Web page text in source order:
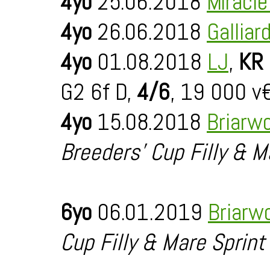
4yo 26.06.2018
4yo 01.08.2018 LJ,
G2 6f D, 4/6, 19 000
4yo 15.08.2018
Breeders' Cup Filly &
6yo 06.01.2019
Cup Filly & Mare